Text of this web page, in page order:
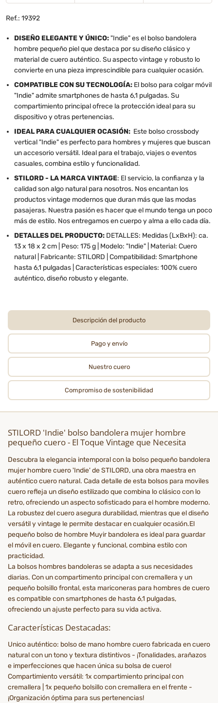
Ref.: 19392
DISEÑO ELEGANTE Y ÚNICO:"Indie" es el bolso bandolera
hombre pequeño piel que destaca por su diseño clásico y
material de cuero auténtico. Su aspecto vintage y robusto lo
convierte en una pieza imprescindible para cualquier ocasión.
COMPATIBLE CON SU TECNOLOGÍA: El bolso para colgar móvil
"Indie" admite smartphones de hasta 6,1 pulgadas. Su
compartimiento principal ofrece la protección ideal para su
dispositivo y otras pertenencias.
IDEAL PARA CUALQUIER OCASIÓN: Este bolso crossbody
vertical "Indie" es perfecto para hombres y mujeres que buscan
un accesorio versátil. Ideal para el trabajo, viajes o eventos
casuales, combina estilo y funcionalidad.
STILORD - LA MARCA VINTAGE: El servicio, la confianza y la
calidad son algo natural para nosotros. Nos encantan los
productos vintage modernos que duran más que las modas
pasajeras. Nuestra pasión es hacer que el mundo tenga un poco
más de estilo. Nos entregamos en cuerpo y alma a ello cada día.
DETALLES DEL PRODUCTO: DETALLES: Medidas (LxBxH): ca.
13 x 18 x 2 cm | Peso: 175 g | Modelo: "Indie" | Material: Cuero
natural | Fabricante: STILORD | Compatibilidad: Smartphone
hasta 6,1 pulgadas | Características especiales: 100% cuero
auténtico, diseño robusto y elegante.
Descripción del producto
Pago y envío
Nuestro cuero
Compromiso de sostenibilidad
STILORD 'Indie' bolso bandolera mujer hombre
pequeño cuero - El Toque Vintage que Necesita
Descubra la elegancia intemporal con la bolso pequeño bandolera
mujer hombre cuero 'Indie' de STILORD, una obra maestra en
auténtico cuero natural. Cada detalle de esta bolsos para moviles
cuero refleja un diseño estilizado que combina lo clásico con lo
retro, ofreciendo un aspecto sofisticado para el hombre moderno.
La robustez del cuero asegura durabilidad, mientras que el diseño
versátil y vintage le permite destacar en cualquier ocasión.El
pequeño bolso de hombre Muyir bandolera es ideal para guardar
el móvil en cuero. Elegante y funcional, combina estilo con
practicidad.
La bolsos hombres bandoleras se adapta a sus necesidades
diarias. Con un compartimento principal con cremallera y un
pequeño bolsillo frontal, esta mariconeras para hombres de cuero
es compatible con smartphones de hasta 6,1 pulgadas,
ofreciendo un ajuste perfecto para su vida activa.
Características Destacadas:
Unico auténtico: bolso de mano hombre cuero fabricada en cuero
natural con un tono y textura distintivos - ¡Tonalidades, arañazos
e imperfecciones que hacen única su bolsa de cuero!
Compartimiento versátil: 1x compartimiento principal con
cremallera | 1x pequeño bolsillo con cremallera en el frente -
¡Organización óptima para sus pertenencias!